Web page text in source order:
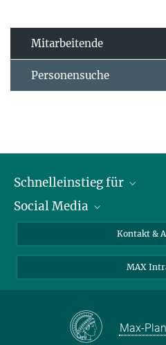
Mitarbeitende
Personensuche
Schnelleinstieg für
Journalist*innen
Bewerbende
Schüler*innen und Lehrkräfte
Social Media
Instagram
LinkedIn
Facebook
Kontakt &
MAX
Max-